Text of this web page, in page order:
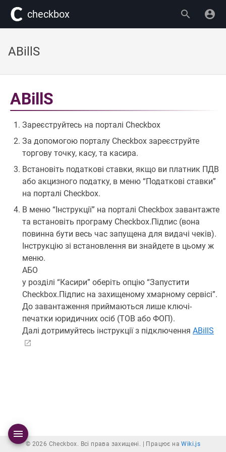
сheckbox
ABillS
ABillS
Зареєструйтесь на порталі Checkbox
За допомогою порталу Checkbox зареєструйте
торгову точку, касу, та касира.
Встановіть податкові ставки, якщо ви платник ПДВ
або акцизного податку, в меню “Податкові ставки”
на порталі Checkbox.
В меню “Інструкції” на порталі Checkbox завантажте
та встановіть програму Checkbox.Підпис (вона
повинна бути весь час запущена для видачі чеків).
Інструкцію зі встановлення ви знайдете в цьому ж
меню.
АБО
у розділі “Касири” оберіть опцію “Запустити
Checkbox.Підпис на захищеному хмарному сервісі”.
До завантаження приймаються лише ключі-
печатки юридичних осіб (ТОВ або ФОП).
Далі дотримуйтесь інструкції з підключення ABillS
© 2026 Checkbox. Всі права захищені. | Працює наWiki.js